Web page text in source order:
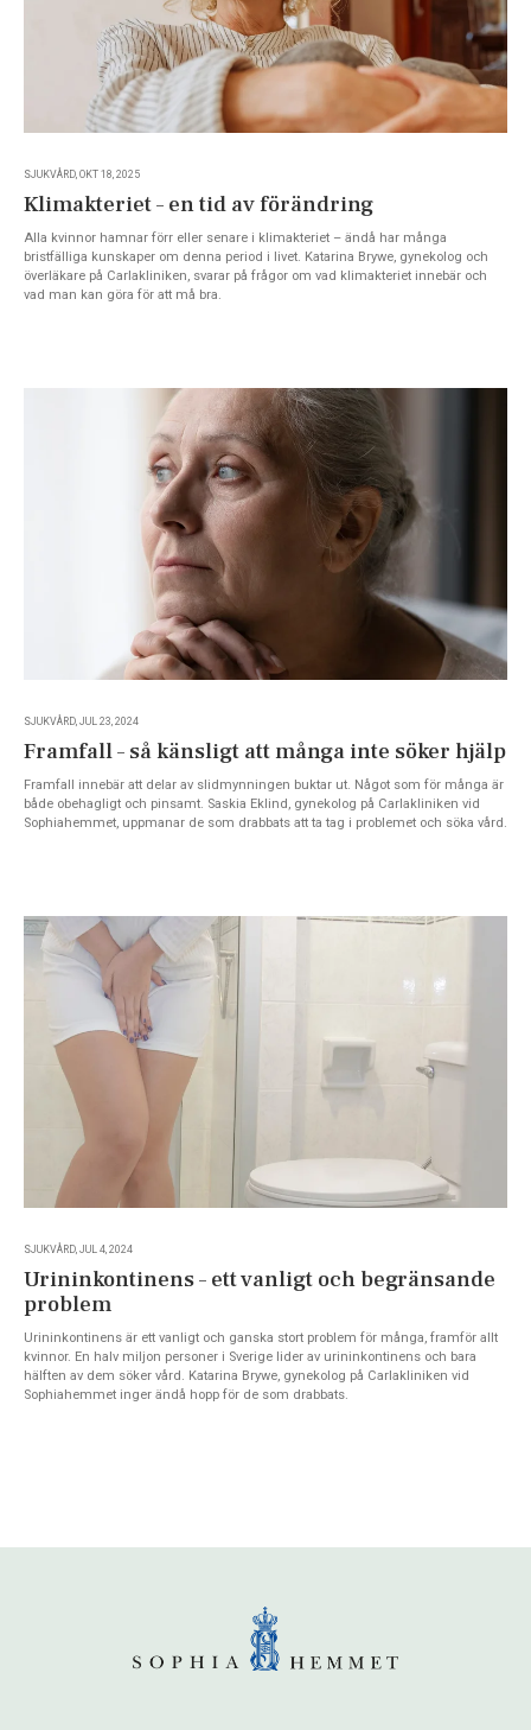
SJUKVÅRD, OKT 18, 2025
Klimakteriet – en tid av förändring
Alla kvinnor hamnar förr eller senare i klimakteriet – ändå har många
bristfälliga kunskaper om denna period i livet. Katarina Brywe, gynekolog och
överläkare på Carlakliniken, svarar på frågor om vad klimakteriet innebär och
vad man kan göra för att må bra.
SJUKVÅRD, JUL 23, 2024
Framfall – så känsligt att många inte söker hjälp
Framfall innebär att delar av slidmynningen buktar ut. Något som för många är
både obehagligt och pinsamt. Saskia Eklind, gynekolog på Carlakliniken vid
Sophiahemmet, uppmanar de som drabbats att ta tag i problemet och söka vård.
SJUKVÅRD, JUL 4, 2024
Urininkontinens – ett vanligt och begränsande
problem
Urininkontinens är ett vanligt och ganska stort problem för många, framför allt
kvinnor. En halv miljon personer i Sverige lider av urininkontinens och bara
hälften av dem söker vård. Katarina Brywe, gynekolog på Carlakliniken vid
Sophiahemmet inger ändå hopp för de som drabbats.